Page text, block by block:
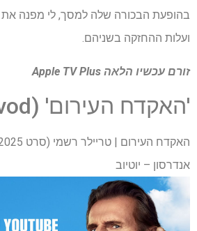
בהופעת הבכורה שלה למסך, לי מפנה את
ועלות ההחזקה בשניהם.
זורם עכשיו הלאה Apple TV Plus
'האקדח העירום' (pvod)
אנדרסון – יוטיוב